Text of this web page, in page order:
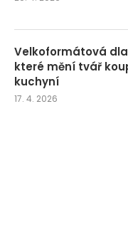
Velkoformátová
které mění tvář
kuchyní
17. 4. 2026